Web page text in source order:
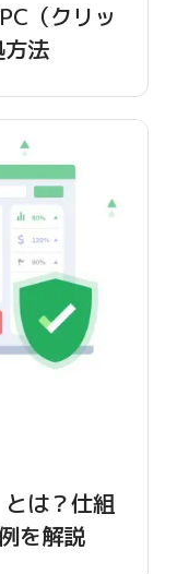
（クリッ
法
は？仕組
を解説